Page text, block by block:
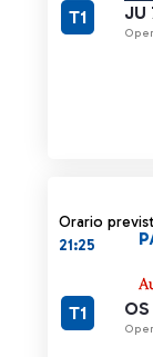
JU
T1
Orario
21:25
T1